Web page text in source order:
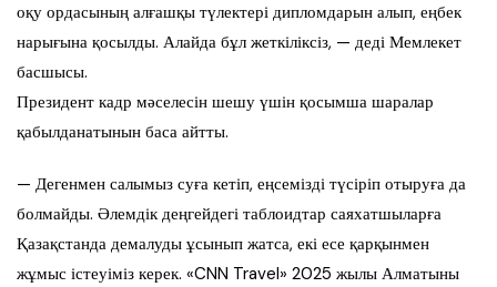
оқу ордасының алғашқы түлектері дипломдарын алып, еңбек
нарығына қосылды. Алайда бұл жеткіліксіз, — деді Мемлекет
басшысы.
Президент кадр мәселесін шешу үшін қосымша шаралар
қабылданатынын баса айтты.
— Дегенмен салымыз суға кетіп, еңсемізді түсіріп отыруға да
болмайды. Әлемдік деңгейдегі таблоидтар саяхатшыларға
Қазақстанда демалуды ұсынып жатса, екі есе қарқынмен
жұмыс істеуіміз керек. «CNN Travel» 2025 жылы Алматыны